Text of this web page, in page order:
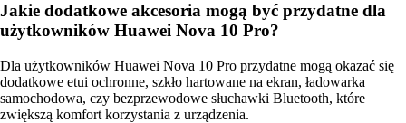
Jakie dodatkowe akcesoria mogą być przydatne dla
użytkowników Huawei Nova 10 Pro?
Dla użytkowników Huawei Nova 10 Pro przydatne mogą okazać się
dodatkowe etui ochronne, szkło hartowane na ekran, ładowarka
samochodowa, czy bezprzewodowe słuchawki Bluetooth, które
zwiększą komfort korzystania z urządzenia.